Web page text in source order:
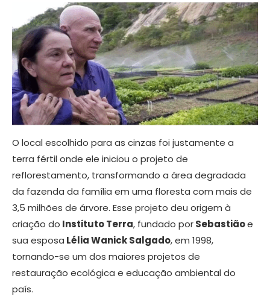
O local escolhido para as cinzas foi justamente a
terra fértil onde ele iniciou o projeto de
reflorestamento, transformando a área degradada
da fazenda da família em uma floresta com mais de
3,5 milhões de árvore. Esse projeto deu origem à
criação do Instituto Terra, fundado porSebastiãoe
sua esposa Lélia Wanick Salgado, em 1998,
tornando-se um dos maiores projetos de
restauração ecológica e educação ambiental do
país.